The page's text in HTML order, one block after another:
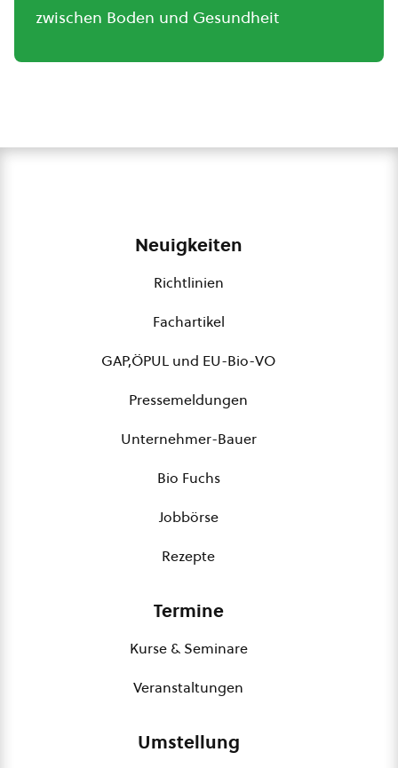
zwischen Boden und Gesundheit
Neuigkeiten
Richtlinien
Fachartikel
GAP,ÖPUL und EU-Bio-VO
Pressemeldungen
Unternehmer-Bauer
Bio Fuchs
Jobbörse
Rezepte
Termine
Kurse & Seminare
Veranstaltungen
Umstellung